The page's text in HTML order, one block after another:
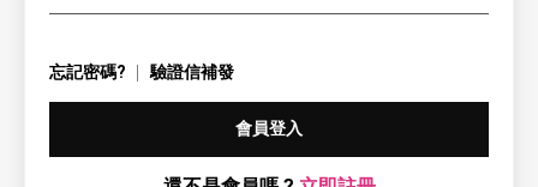
忘記密碼? 驗證信補發
會員登入